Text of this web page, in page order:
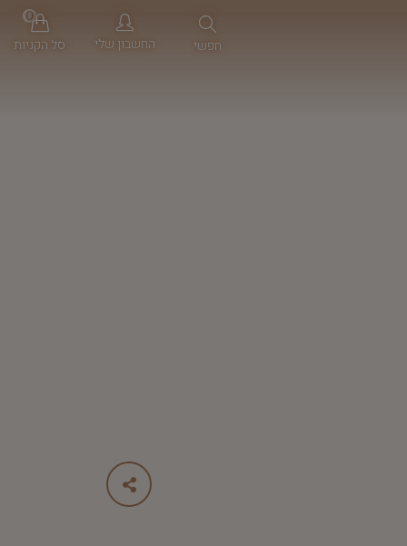
חפשי החשבון שלי סל הקניות
0